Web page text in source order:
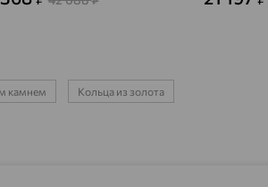
камнем Кольца из золота